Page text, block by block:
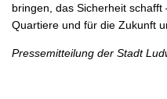
bringen, das Sicherheit
Quartiere und für die Zukunft
Pressemitteilung der Stadt